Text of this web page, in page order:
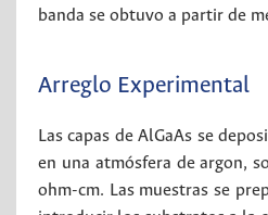
banda se obtuvo a partir de
Arreglo Experimental
Las capas de AlGaAs se
en una atmósfera de argon,
ohm-cm. Las muestras se